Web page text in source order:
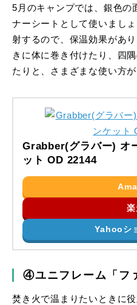
5月のキャンプでは、銀色の
ナーシートとして使いまし
射するので、保温効果があ
きに体に巻き付けたり、四
たりと、さまざまな使い方が
Grabber(グラバー) オ
ット OD 22144
Yahooシ
④ユニフレーム「フ
焚き火で温まりたいときに